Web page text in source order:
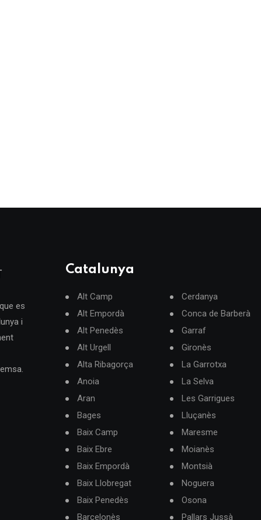
es
i
Catalunya
Alt Camp
Alt Empordà
Alt Penedès
Alt Urgell
Alta Ribagorça
Anoia
Aran
Bages
Baix Camp
Baix Ebre
Baix Empordà
Baix Llobregat
Baix Penedès
Barcelonès
Cerdanya
Conca de Barberà
Garraf
Gironès
La Garrotxa
La Selva
Les Garrigues
Lluçanès
Maresme
Moianès
Montsià
Noguera
Osona
Pallars Jussà